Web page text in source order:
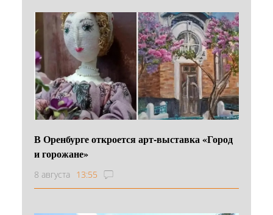
В Оренбурге откроется арт-выставка «Город
и горожане»
8 августа 13:55